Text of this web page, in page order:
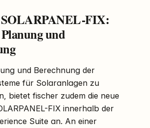
SOLARPANEL-FIX:
und
und Berechnung der
für Solaranlagen zu
bietet fischer zudem die neue
FIX innerhalb der
Suite an. An einer